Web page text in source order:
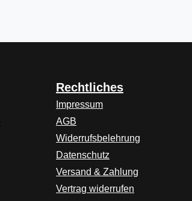
Rechtliches
Impressum
AGB
Widerrufsbelehrung
Datenschutz
Versand & Zahlung
Vertrag widerrufen